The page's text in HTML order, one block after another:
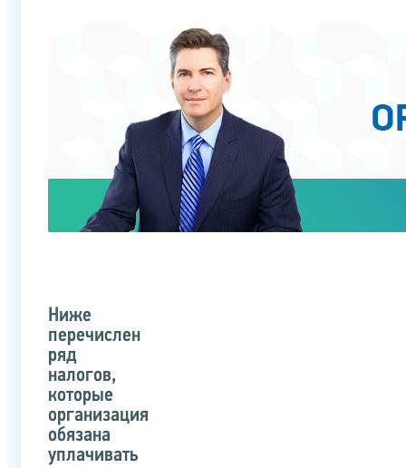
Ниже
перечислен
ряд
налогов,
которые
организация
обязана
уплачивать